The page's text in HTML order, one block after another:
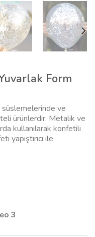
Form
ve
ürünlerdir. Metalik ve
kullanılarak konfetili
yapıştırıcı ile
3